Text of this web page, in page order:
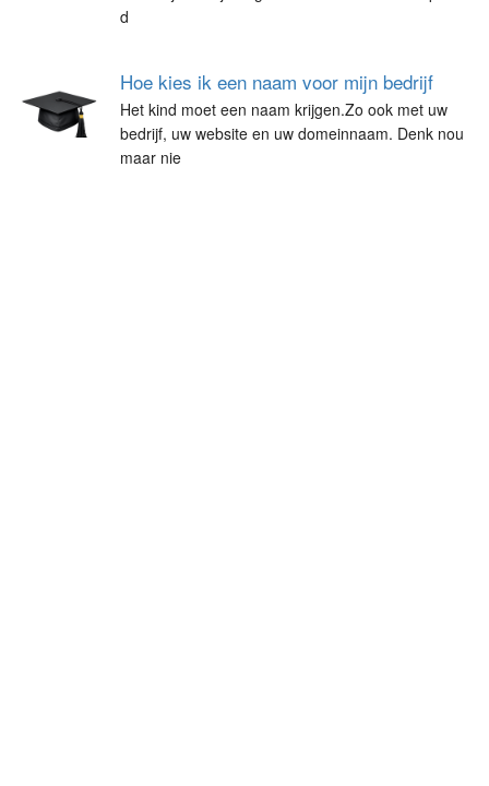
d
Hoe kies ik een naam voor mijn bedrijf
Het kind moet een naam krijgen.Zo ook met uw
bedrijf, uw website en uw domeinnaam. Denk nou
maar nie